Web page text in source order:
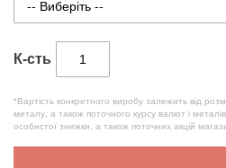
К-сть
*Вартість конкретного виробу залежить від
металу, а також поточного курсу валют і
особистої знижки, а також поточних акцій